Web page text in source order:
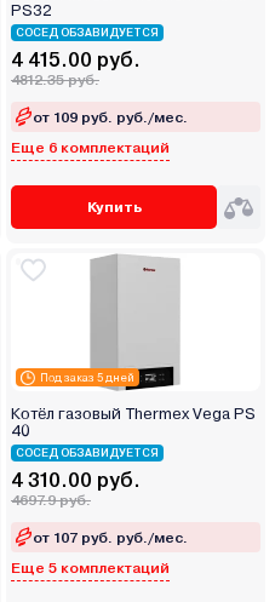
PS32
СОСЕД ОБЗАВИДУЕТСЯ
4 415.00 руб.
4812.35 руб.
от 109 руб. руб./мес.
Еще 6 комплектаций
Купить
Под заказ 5 дней
Котёл газовый Thermex Vega PS
40
СОСЕД ОБЗАВИДУЕТСЯ
4 310.00 руб.
4697.9 руб.
от 107 руб. руб./мес.
Еще 5 комплектаций